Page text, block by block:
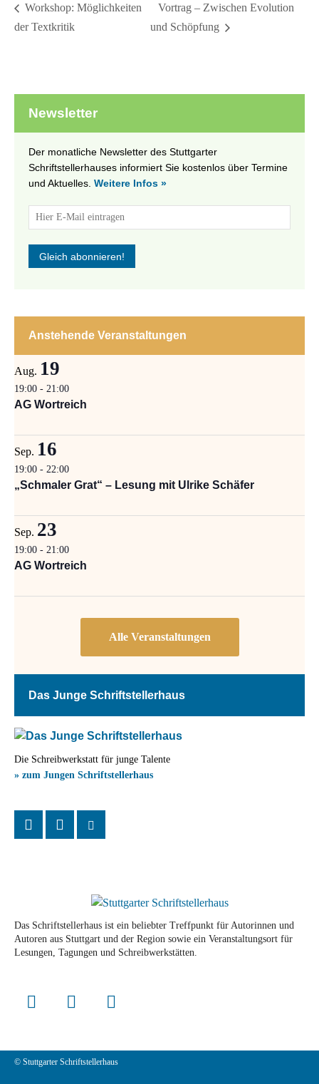
Workshop: Möglichkeiten
der Textkritik
Vortrag – Zwischen Evolution
und Schöpfung
Newsletter
Der monatliche Newsletter des Stuttgarter
Schriftstellerhauses informiert Sie kostenlos über Termine
und Aktuelles. Weitere Infos »
Anstehende Veranstaltungen
Aug. 19
19:00 - 21:00
AG Wortreich
Sep. 16
19:00 - 22:00
„Schmaler Grat“ – Lesung mit Ulrike Schäfer
Sep. 23
19:00 - 21:00
AG Wortreich
Das Junge Schriftstellerhaus
Die Schreibwerkstatt für junge Talente
» zum Jungen Schriftstellerhaus
Das Schriftstellerhaus ist ein beliebter Treffpunkt für Autorinnen und
Autoren aus Stuttgart und der Region sowie ein Veranstaltungsort für
Lesungen, Tagungen und Schreibwerkstätten.
© Stuttgarter Schriftstellerhaus